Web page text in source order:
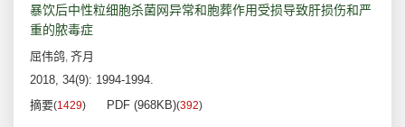
暴饮后中性粒细胞杀菌网异常和胞葬作用受损导致肝损伤和严
重的脓毒症
屈伟鸽, 齐月
2018, 34(9): 1994-1994.
摘要(1429) PDF (968KB)(392)